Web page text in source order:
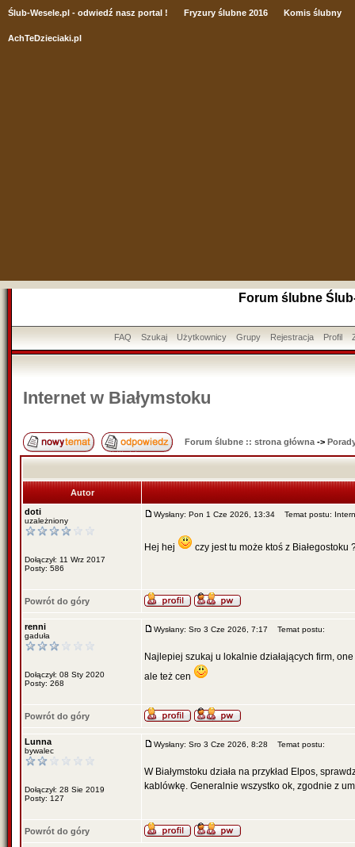
Ślub-Wesele.pl - odwiedź nasz portal ! Fryzury ślubne 2016 Komis ślubny
AchTeDzieciaki.pl
Forum ślubne
FAQ Szukaj Użytkownicy Grupy Rejestracja Profil
Internet w Białymstoku
Forum ślubne :: strona główna ->
Autor
doti
uzależniony
Dołączył: 11 Wrz 2017
Posty: 586
Wysłany: Pon 1 Cze 2026, 13:34 Temat postu:
Hej hej czy jest tu może ktoś z
Powrót do góry
renni
gaduła
Dołączył: 08 Sty 2020
Posty: 268
Wysłany: Sro 3 Cze 2026, 7:17 Temat postu:
Najlepiej szukaj u lokalnie działających firm,
ale też cen
Powrót do góry
Lunna
bywalec
Dołączył: 28 Sie 2019
Posty: 127
Wysłany: Sro 3 Cze 2026, 8:28 Temat postu:
W Białymstoku działa na przykład Elpos,
kablówkę. Generalnie wszystko ok, zgodnie z
Powrót do góry